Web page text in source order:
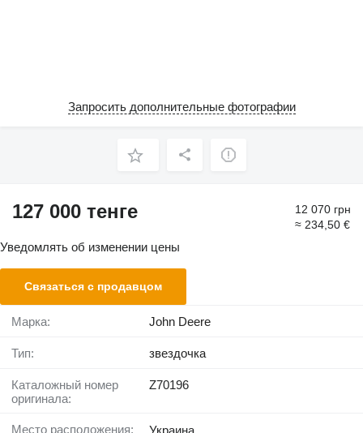
Запросить дополнительные фотографии
127 000 тенге
12 070 грн
≈ 234,50 €
Уведомлять об изменении цены
Связаться с продавцом
Марка: John Deere
Тип: звездочка
Каталожный номер
оригинала:
Z70196
Место расположения:
Украина